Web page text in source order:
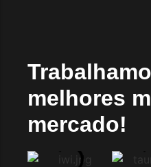
melhores
mercado!